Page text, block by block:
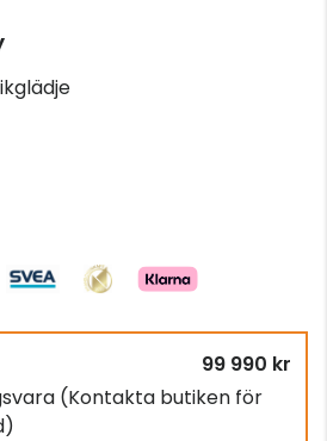
99 990 kr
(Kontakta butiken för